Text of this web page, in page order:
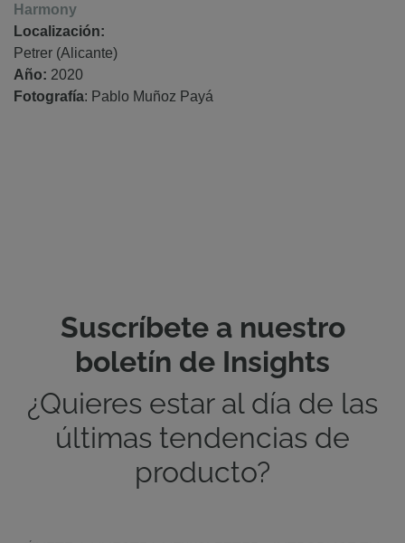
Harmony
Localización:
Petrer (Alicante)
Año: 2020
Fotografía: Pablo Muñoz Payá
Suscríbete a nuestro
boletín de Insights
¿Quieres estar al día de las
últimas tendencias de
producto?